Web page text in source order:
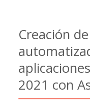
Creación
2021 con